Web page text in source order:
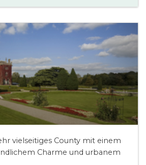
vielseitiges County mit einem
Charme und urbanem